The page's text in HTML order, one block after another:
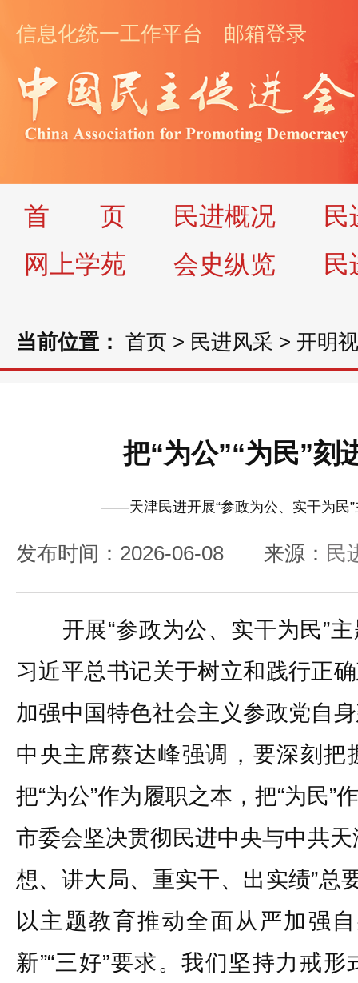
信息化统一工作平台 邮箱登录
首 页 民进概况
民
网上学苑
会史纵览 民
当前位置： 首页 > 民进风采 > 开明
把“为公”“为民”刻
——天津民进开展“参政为公、实干为民
发布时间：2026-06-08 来源： 民
开展“参政为公、实干为民”主
习近平总书记关于树立和践行正
加强中国特色社会主义参政党自
中央主席蔡达峰强调，要深刻把
把“为公”作为履职之本，把“为民”
市委会坚决贯彻民进中央与中共
想、讲大局、重实干、出实绩”总
以主题教育推动全面从严加强
新”“三好”要求。我们坚持力戒形